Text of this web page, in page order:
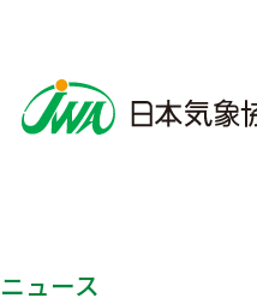
ニュース